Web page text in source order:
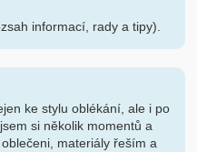
informací, rady a tipy).
ke stylu oblékání, ale i po
si několik momentů a
materiály řeším a